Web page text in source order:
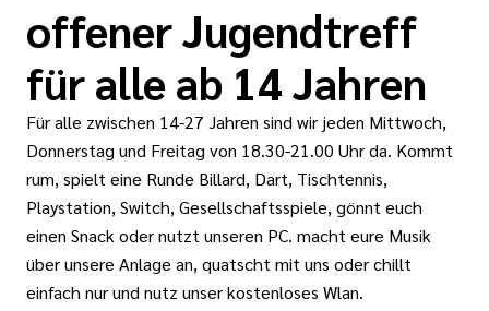
offener Jugendtreff
für alle ab 14 Jahren
Für alle zwischen 14-27 Jahren sind wir jeden Mittwoch,
Donnerstag und Freitag von 18.30-21.00 Uhr da. Kommt
rum, spielt eine Runde Billard, Dart, Tischtennis,
Playstation, Switch, Gesellschaftsspiele, gönnt euch
einen Snack oder nutzt unseren PC. macht eure Musik
über unsere Anlage an, quatscht mit uns oder chillt
einfach nur und nutz unser kostenloses Wlan.